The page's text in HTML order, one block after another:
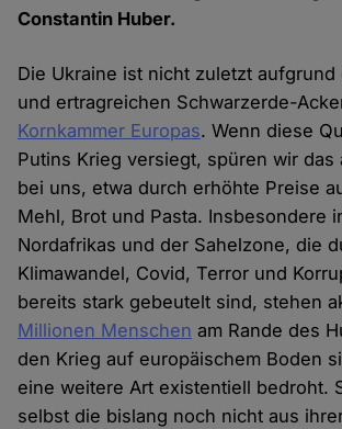
Constantin Huber.
Die Ukraine ist nicht zuletzt aufgrund
und ertragreichen Schwarzerde-
Kornkammer Europas. Wenn diese
Putins Krieg versiegt, spüren wir das
bei uns, etwa durch erhöhte Preise
Mehl, Brot und Pasta. Insbesondere
Nordafrikas und der Sahelzone, die
Klimawandel, Covid, Terror und
bereits stark gebeutelt sind, stehen
Millionen Menschen am Rande des
den Krieg auf europäischem Boden
eine weitere Art existentiell bedroht.
selbst die bislang noch nicht aus